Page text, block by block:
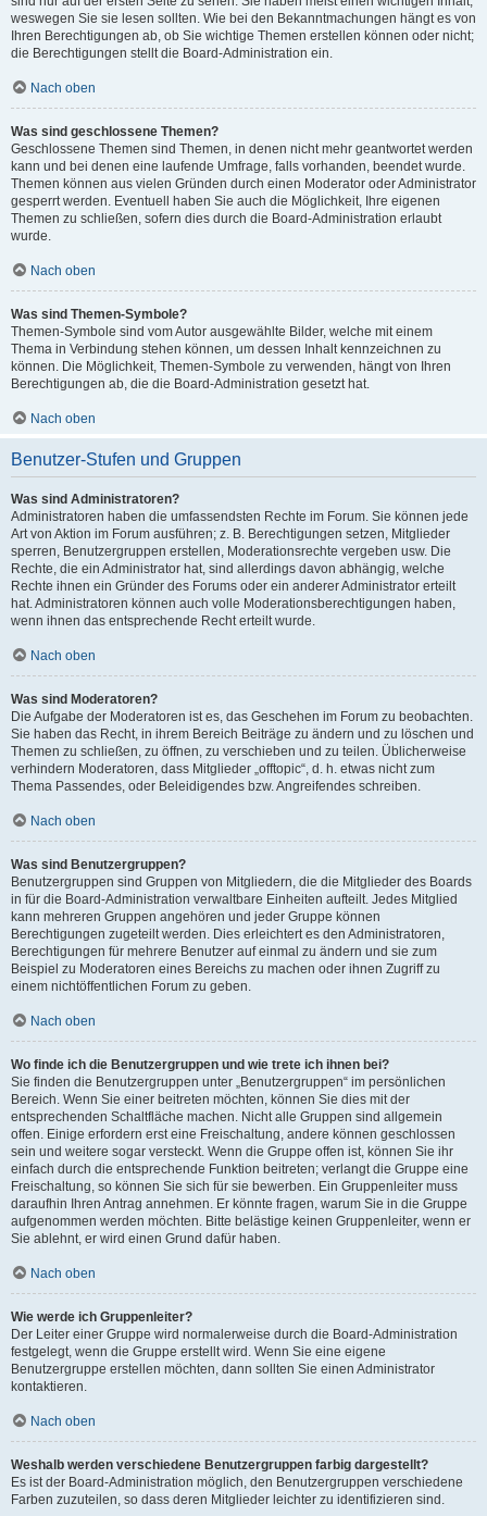
weswegen Sie sie lesen sollten. Wie bei den Bekanntmachungen hängt es von
Ihren Berechtigungen ab, ob Sie wichtige Themen erstellen können oder nicht;
die Berechtigungen stellt die Board-Administration ein.
Nach oben
Was sind geschlossene Themen?
Geschlossene Themen sind Themen, in denen nicht mehr geantwortet werden
kann und bei denen eine laufende Umfrage, falls vorhanden, beendet wurde.
Themen können aus vielen Gründen durch einen Moderator oder Administrator
gesperrt werden. Eventuell haben Sie auch die Möglichkeit, Ihre eigenen
Themen zu schließen, sofern dies durch die Board-Administration erlaubt
wurde.
Nach oben
Was sind Themen-Symbole?
Themen-Symbole sind vom Autor ausgewählte Bilder, welche mit einem
Thema in Verbindung stehen können, um dessen Inhalt kennzeichnen zu
können. Die Möglichkeit, Themen-Symbole zu verwenden, hängt von Ihren
Berechtigungen ab, die die Board-Administration gesetzt hat.
Nach oben
Benutzer-Stufen und Gruppen
Was sind Administratoren?
Administratoren haben die umfassendsten Rechte im Forum. Sie können jede
Art von Aktion im Forum ausführen; z. B. Berechtigungen setzen, Mitglieder
sperren, Benutzergruppen erstellen, Moderationsrechte vergeben usw. Die
Rechte, die ein Administrator hat, sind allerdings davon abhängig, welche
Rechte ihnen ein Gründer des Forums oder ein anderer Administrator erteilt
hat. Administratoren können auch volle Moderationsberechtigungen haben,
wenn ihnen das entsprechende Recht erteilt wurde.
Nach oben
Was sind Moderatoren?
Die Aufgabe der Moderatoren ist es, das Geschehen im Forum zu beobachten.
Sie haben das Recht, in ihrem Bereich Beiträge zu ändern und zu löschen und
Themen zu schließen, zu öffnen, zu verschieben und zu teilen. Üblicherweise
verhindern Moderatoren, dass Mitglieder „offtopic“, d. h. etwas nicht zum
Thema Passendes, oder Beleidigendes bzw. Angreifendes schreiben.
Nach oben
Was sind Benutzergruppen?
Benutzergruppen sind Gruppen von Mitgliedern, die die Mitglieder des Boards
in für die Board-Administration verwaltbare Einheiten aufteilt. Jedes Mitglied
kann mehreren Gruppen angehören und jeder Gruppe können
Berechtigungen zugeteilt werden. Dies erleichtert es den Administratoren,
Berechtigungen für mehrere Benutzer auf einmal zu ändern und sie zum
Beispiel zu Moderatoren eines Bereichs zu machen oder ihnen Zugriff zu
einem nichtöffentlichen Forum zu geben.
Nach oben
Wo finde ich die Benutzergruppen und wie trete ich ihnen bei?
Sie finden die Benutzergruppen unter „Benutzergruppen“ im persönlichen
Bereich. Wenn Sie einer beitreten möchten, können Sie dies mit der
entsprechenden Schaltfläche machen. Nicht alle Gruppen sind allgemein
offen. Einige erfordern erst eine Freischaltung, andere können geschlossen
sein und weitere sogar versteckt. Wenn die Gruppe offen ist, können Sie ihr
einfach durch die entsprechende Funktion beitreten; verlangt die Gruppe eine
Freischaltung, so können Sie sich für sie bewerben. Ein Gruppenleiter muss
daraufhin Ihren Antrag annehmen. Er könnte fragen, warum Sie in die Gruppe
aufgenommen werden möchten. Bitte belästige keinen Gruppenleiter, wenn er
Sie ablehnt, er wird einen Grund dafür haben.
Nach oben
Wie werde ich Gruppenleiter?
Der Leiter einer Gruppe wird normalerweise durch die Board-Administration
festgelegt, wenn die Gruppe erstellt wird. Wenn Sie eine eigene
Benutzergruppe erstellen möchten, dann sollten Sie einen Administrator
kontaktieren.
Nach oben
Weshalb werden verschiedene Benutzergruppen farbig dargestellt?
Es ist der Board-Administration möglich, den Benutzergruppen verschiedene
Farben zuzuteilen, so dass deren Mitglieder leichter zu identifizieren sind.